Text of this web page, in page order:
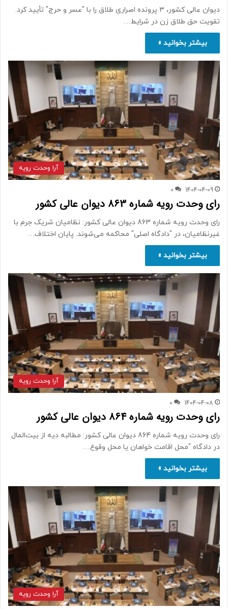
دیوان عالی کشور، ۳ پرونده اصراری طلاق را با "عسر و حرج" تأیید کرد.
تقویت حق طلاق زن در شرایط…
بیشتر بخوانید »
آرا وحدت رویه
1404-04-09
0
رای وحدت رویه شماره 863 دیوان عالی کشور
رای وحدت رویه شماره 863 دیوان عالی کشور: نظامیان شریک جرم با
غیرنظامیان، در "دادگاه اصلی" محاکمه می‌شوند. پایان اختلاف…
بیشتر بخوانید »
آرا وحدت رویه
1404-04-08
0
رای وحدت رویه شماره 864 دیوان عالی کشور
رای وحدت رویه شماره 864 دیوان عالی کشور: مطالبه دیه از بیت‌المال
در دادگاه "محل اقامت خواهان یا محل وقوع…
بیشتر بخوانید »
آرا وحدت رویه